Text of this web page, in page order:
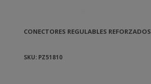
CONECTORES REGULABLES REFORZADOS
SKU: PZ51810